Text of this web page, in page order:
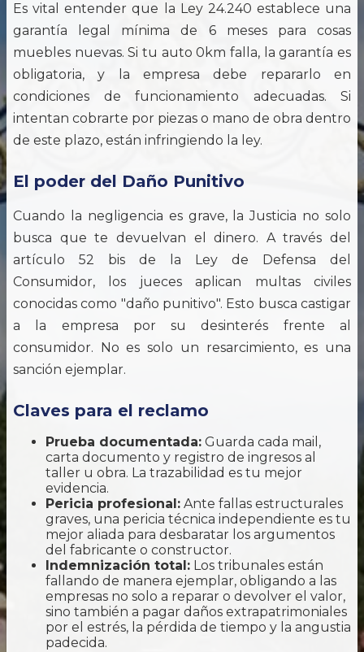
Es vital entender que la Ley 24.240 establece una
garantía legal mínima de 6 meses para cosas
muebles nuevas. Si tu auto 0km falla, la garantía es
obligatoria, y la empresa debe repararlo en
condiciones de funcionamiento adecuadas. Si
intentan cobrarte por piezas o mano de obra dentro
de este plazo, están infringiendo la ley.
El poder del Daño Punitivo
Cuando la negligencia es grave, la Justicia no solo
busca que te devuelvan el dinero. A través del
artículo 52 bis de la Ley de Defensa del
Consumidor, los jueces aplican multas civiles
conocidas como "daño punitivo". Esto busca castigar
a la empresa por su desinterés frente al
consumidor. No es solo un resarcimiento, es una
sanción ejemplar.
Claves para el reclamo
Prueba documentada: Guarda cada mail,
carta documento y registro de ingresos al
taller u obra. La trazabilidad es tu mejor
evidencia.
Pericia profesional: Ante fallas estructurales
graves, una pericia técnica independiente es tu
mejor aliada para desbaratar los argumentos
del fabricante o constructor.
Indemnización total: Los tribunales están
fallando de manera ejemplar, obligando a las
empresas no solo a reparar o devolver el valor,
sino también a pagar daños extrapatrimoniales
por el estrés, la pérdida de tiempo y la angustia
padecida.